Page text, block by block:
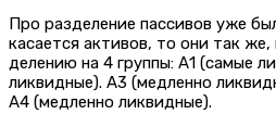
Про разделение пассивов уже
касается активов, то они так
делению на 4 группы: А1 (самые
ликвидные). А3 (медленно
А4 (медленно ликвидные).